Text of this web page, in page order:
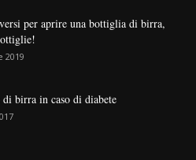
per aprire una bottiglia di birra,
2019
birra in caso di diabete